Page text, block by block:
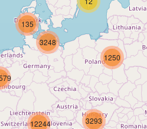
3293
1250
135
3248
12244